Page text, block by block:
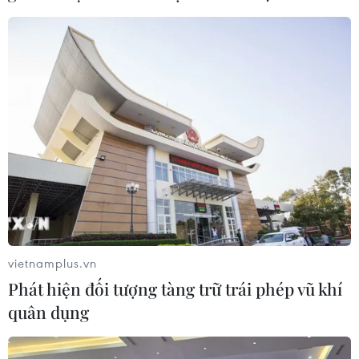
12/07/2026 15:21
Hàng nghìn người tham dự đại nhạc
hội "Eo Gió - Vũ điệu biển xanh"
11/07/2026 15:41
Chương trình hòa nhạc 'The
Symphony of Time' hội tụ ba nghệ sỹ
opera quốc tế
Giọng ca 17 tuổi của Việt Nam giành
giải Vàng tại Liên hoan Nghệ thuật
châu Á 2026
vietnamplus.vn
Phát hiện đối tượng tàng trữ trái phép vũ khí
quân dụng